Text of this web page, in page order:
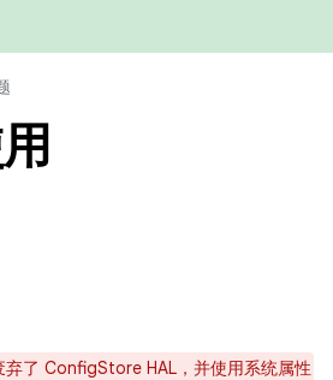
了 ConfigStore HAL，并使用系统属性